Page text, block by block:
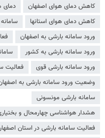
کاهش دمای هوای اصفهان
دمای
کاهش دمای هوای استانها
ورود سامانه بارشی به اصفهان
ورود سامانه بارشی به کشور
ورود سامانه بارشی قوی
فعالیت
وضعیت ورود سامانه بارشی به
سامانه بارشی مونسونی
هشدار هواشناسی چهارمحال و
فعالیت سامانه بارشی در استان